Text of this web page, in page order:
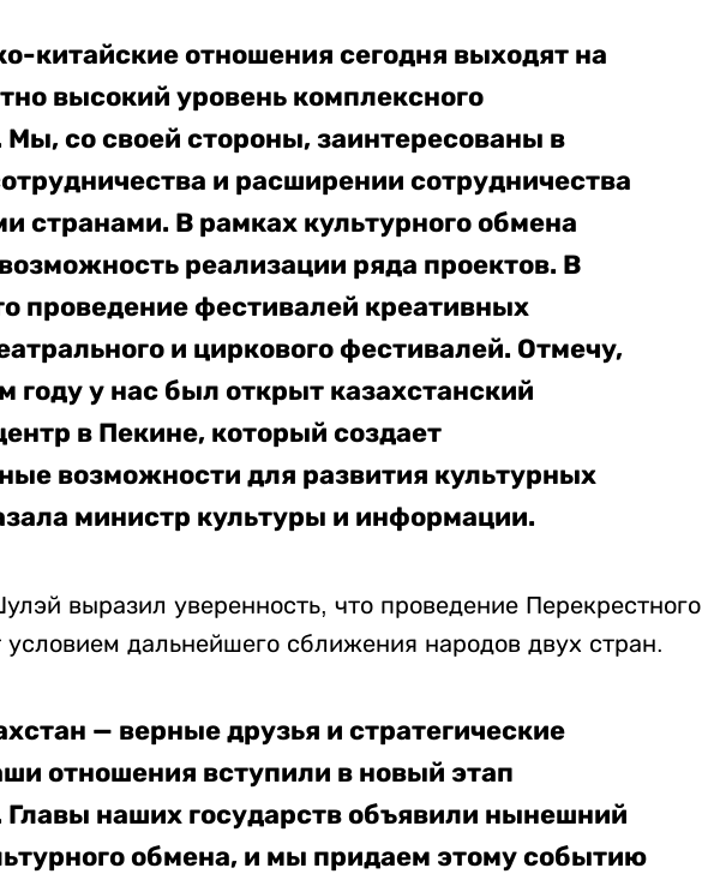
китайские отношения сегодня выходят на
высокий уровень комплексного
Мы, со своей стороны, заинтересованы в
и расширении сотрудничества
странами. В рамках культурного обмена
реализации ряда проектов. В
проведение фестивалей креативных
и циркового фестивалей. Отмечу,
году у нас был открыт казахстанский
в Пекине, который создает
возможности для развития культурных
министр культуры и информации.
выразил уверенность, что проведение Перекрестного
условием дальнейшего сближения народов двух стран.
— верные друзья и стратегические
отношения вступили в новый этап
Главы наших государств объявили нынешний
обмена, и мы придаем этому событию